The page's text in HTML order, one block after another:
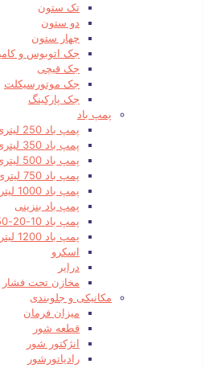
تک ستون
دو ستون
چهار ستون
جک اتوبوس و
جک قیچی
جک موتورسیکلت
جک پارکینگ
پمپ باد
پمپ باد 250 لیتری
پمپ باد 350 لیتری
پمپ باد 500 لیتری
پمپ باد 750 لیتری
پمپ باد 1000 لیتری
پمپ باد بنزینی
پمپ باد 10-20-50 لیتری
پمپ باد 1200 لیتری
اسکرو
درایر
مخازن تحت فشار
مکانیکی و جلوبندی
میزان فرمان
قطعه شور
انژکتور شور
رادیاتورشور